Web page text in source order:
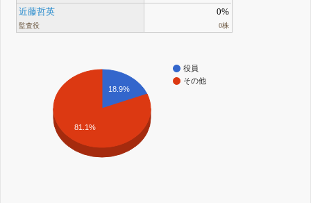
近藤哲英
監査役
0%
0株
役員
その他
18.9%
81.1%